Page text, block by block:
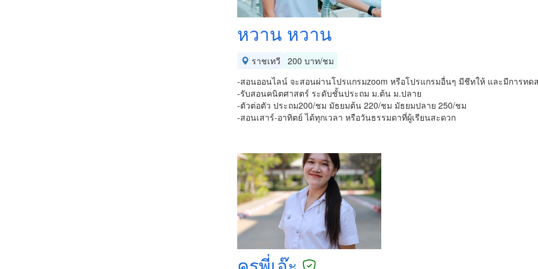
หวาน หวาน
ราชเทวี
200 บาท/ชม
-สอนออนไลน์ จะสอนผ่านโปรแกรมzoom หรือโปรแกรมอื่นๆ มีชีทให้ และมีการทด
-รับสอนคนิตศาสตร์ ระดับชั้นประถม ม.ต้น ม.ปลาย
-ตัวต่อตัว ประถม200/ชม มัธยมต้น 220/ชม มัธยมปลาย 250/ชม
-สอนเสาร์-อาทิตย์ ได้ทุกเวลา หรือวันธรรมดาที่ผู้เรียนสะดวก